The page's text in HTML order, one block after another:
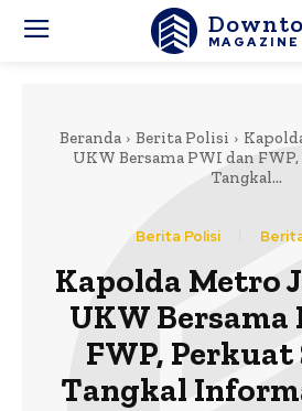
MAGAZINE
Beranda Berita Polisi
UKW Bersama PWI dan
Tangkal...
Berita Polisi
Kapolda Metro
UKW Bersama
FWP,
Tangkal